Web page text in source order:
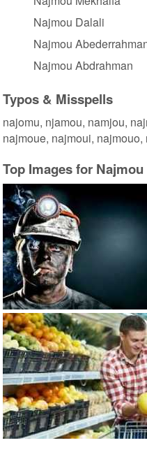
Najmou Dalali
Najmou
Najmou Abdrahman
Typos & Misspells
najomu, njamou, namjou,
najmoue, najmoui, najmouo,
Top Images for Najmou